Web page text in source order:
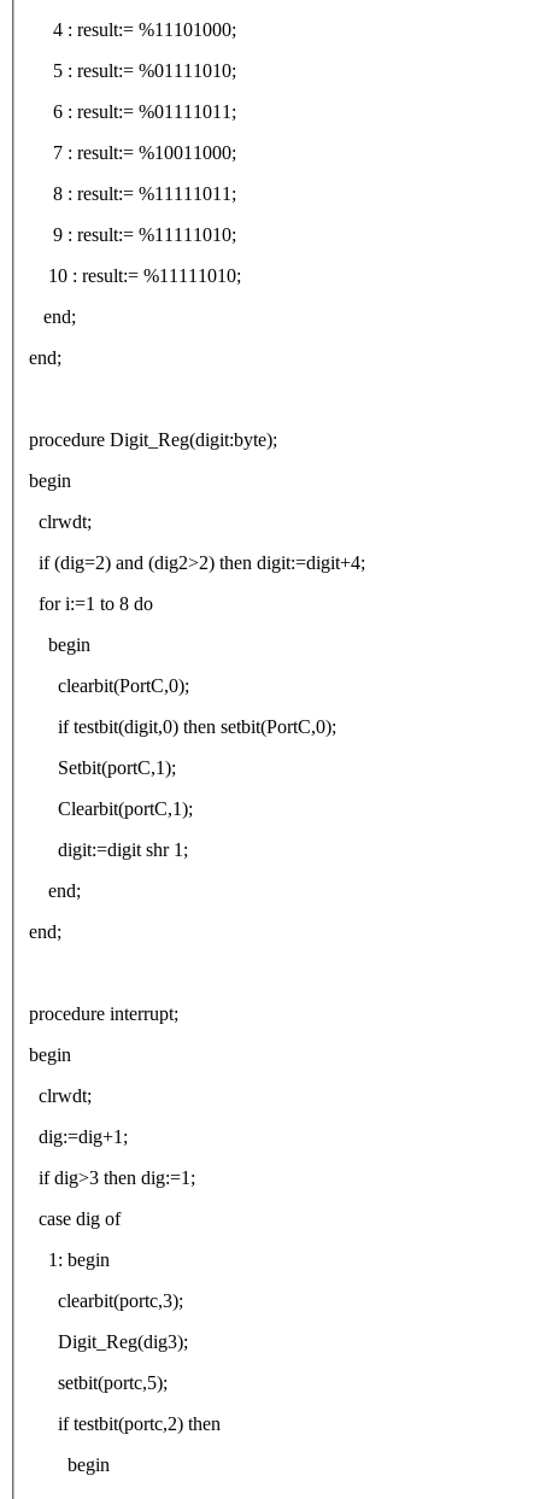
4 : result:= %11101000;
5 : result:= %01111010;
6 : result:= %01111011;
7 : result:= %10011000;
8 : result:= %11111011;
9 : result:= %11111010;
10 : result:= %11111010;
end;
end;
procedure Digit_Reg(digit:byte);
begin
clrwdt;
if (dig=2) and (dig2>2) then digit:=digit+4;
for i:=1 to 8 do
begin
clearbit(PortC,0);
if testbit(digit,0) then setbit(PortC,0);
Setbit(portC,1);
Clearbit(portC,1);
digit:=digit shr 1;
end;
end;
procedure interrupt;
begin
clrwdt;
dig:=dig+1;
if dig>3 then dig:=1;
case dig of
1: begin
clearbit(portc,3);
Digit_Reg(dig3);
setbit(portc,5);
if testbit(portc,2) then
begin